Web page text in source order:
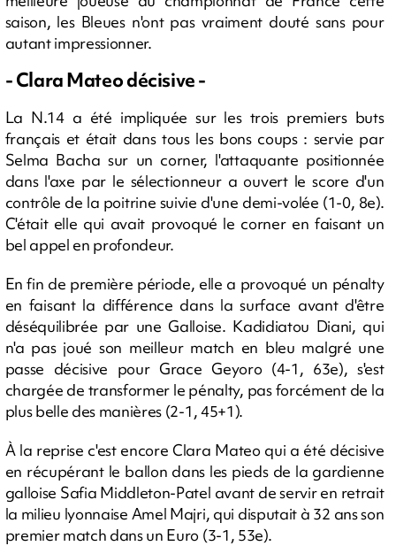
saison, les Bleues n'ont pas vraiment douté sans pour
autant impressionner.
- Clara Mateo décisive -
La N.14 a été impliquée sur les trois premiers buts
français et était dans tous les bons coups : servie par
Selma Bacha sur un corner, l'attaquante positionnée
dans l'axe par le sélectionneur a ouvert le score d'un
contrôle de la poitrine suivie d'une demi-volée (1-0, 8e).
C'était elle qui avait provoqué le corner en faisant un
bel appel en profondeur.
En fin de première période, elle a provoqué un pénalty
en faisant la différence dans la surface avant d'être
déséquilibrée par une Galloise. Kadidiatou Diani, qui
n'a pas joué son meilleur match en bleu malgré une
passe décisive pour Grace Geyoro (4-1, 63e), s'est
chargée de transformer le pénalty, pas forcément de la
plus belle des manières (2-1, 45+1).
À la reprise c'est encore Clara Mateo qui a été décisive
en récupérant le ballon dans les pieds de la gardienne
galloise Safia Middleton-Patel avant de servir en retrait
la milieu lyonnaise Amel Majri, qui disputait à 32 ans son
premier match dans un Euro (3-1, 53e).